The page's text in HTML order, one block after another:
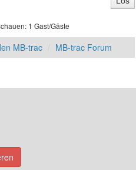
1 Gast/Gäste
MB-trac MB-trac Forum